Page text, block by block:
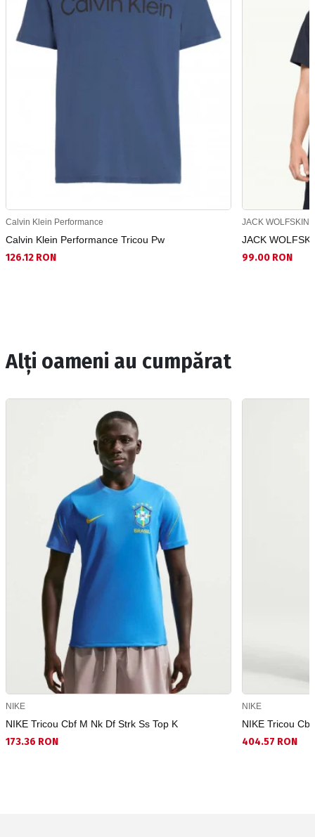
Calvin Klein Performance
Calvin Klein Performance Tricou Pw
126.12 RON
JACK WOLFSKIN
JACK
99.00 RON
Alți oameni au cumpărat
NIKE
NIKE Tricou Cbf M Nk Df Strk Ss Top K
173.36 RON
NIKE
NIKE Tricou
404.57 RON